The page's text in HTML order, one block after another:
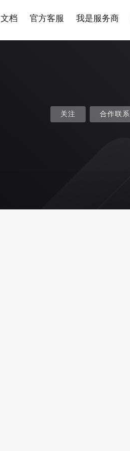
文档 官方客服 我是服务商
关注 合作联系